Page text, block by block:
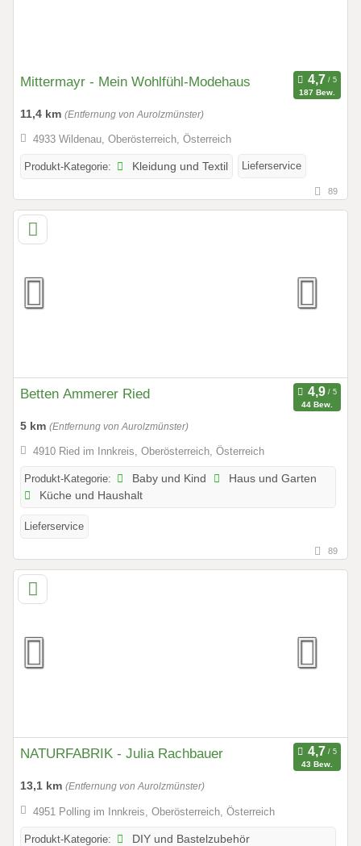
Mittermayr - Mein Wohlfühl-Modehaus
187 Bew.
11,4 km (Entfernung von Aurolzmünster)
4933 Wildenau, Oberösterreich, Österreich
Produkt-Kategorie: Kleidung und Textil Lieferservice
89
Betten Ammerer Ried
44 Bew.
5 km (Entfernung von Aurolzmünster)
4910 Ried im Innkreis, Oberösterreich, Österreich
Produkt-Kategorie: Baby und Kind
Haus und Garten
Küche und Haushalt
Lieferservice
89
NATURFABRIK - Julia Rachbauer
43 Bew.
13,1 km (Entfernung von Aurolzmünster)
4951 Polling im Innkreis, Oberösterreich, Österreich
Produkt-Kategorie:
DIY und Bastelzubehör